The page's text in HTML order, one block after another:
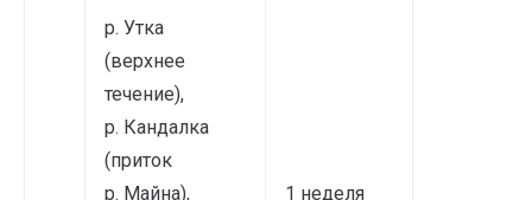
р. Утка
(верхнее
течение),
р. Кандалка
(приток
р. Майна),
1 неделя